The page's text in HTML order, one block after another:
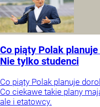
Co piąty Polak
Nie tylko studenci
Co piąty Polak planuje
Co ciekawe takie plany
ale i etatowcy.